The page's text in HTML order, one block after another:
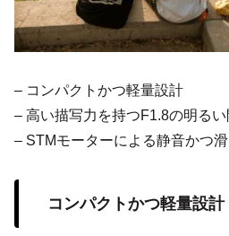
– コンパクトかつ軽量設計
– 高い描写力を持つF1.8の明る
– STMモーターによる静音かつ
コンパクトかつ軽量設計